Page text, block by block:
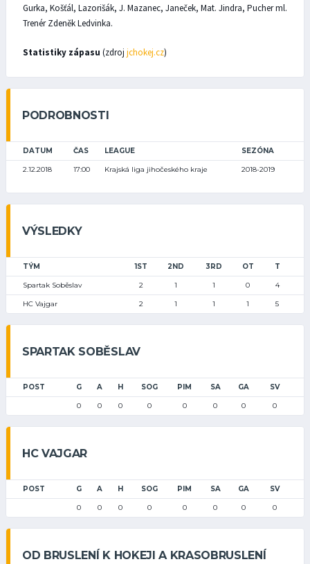
Gurka, Košťál, Lazorišák, J. Mazanec, Janeček, Mat. Jindra, Pucher ml.
Trenér Zdeněk Ledvinka.
Statistiky zápasu (zdroj jchokej.cz)
PODROBNOSTI
DATUM ČAS LEAGUE SEZÓNA
2.12.2018 17:00 Krajská liga jihočeského kraje 2018-2019
VÝSLEDKY
TÝM 1ST 2ND 3RD OT T
Spartak Soběslav 2 1 1 0 4
HC Vajgar 2 1 1 1 5
SPARTAK SOBĚSLAV
POST G A H SOG PIM SA GA SV
0 0 0 0 0 0 0 0
HC VAJGAR
POST G A H SOG PIM SA GA SV
0 0 0 0 0 0 0 0
OD BRUSLENÍ K HOKEJI A KRASOBRUSLENÍ